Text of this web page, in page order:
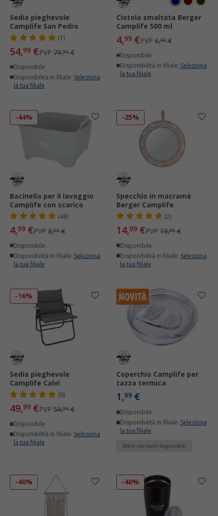
Sedia pieghevole
Camplife San Pedro
(1)
54,99 €PVP 79,99€
Disponibile
Disponibilità in filiale: Seleziona
la tua filiale
Ciotola smaltata Berger
Camplife 500 ml
4,99 €PVP 6,99€
Disponibile
Disponibilità in filiale: Seleziona
la tua filiale
-44%
Bacinella per il lavaggio
Camplife con scarico
(48)
4,99 €PVP 8,99€
Disponibile
Disponibilità in filiale: Seleziona
la tua filiale
-25%
Specchio in macramè
Berger Camplife
(2)
14,99 €PVP 19,99€
Disponibile
Disponibilità in filiale: Seleziona
la tua filiale
-16%
Sedia pieghevole
Camplife Calvi
(6)
49,99 €PVP 59,99€
Disponibile
Disponibilità in filiale: Seleziona
la tua filiale
Coperchio Camplife per
tazza termica
1,99 €
Disponibile
Disponibilità in filiale: Seleziona
la tua filiale
Altre versioni disponibili
-40% -40%